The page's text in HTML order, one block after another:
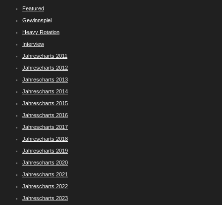
Featured
Gewinnspiel
Heavy Rotation
Interview
Jahrescharts 2011
Jahrescharts 2012
Jahrescharts 2013
Jahrescharts 2014
Jahrescharts 2015
Jahrescharts 2016
Jahrescharts 2017
Jahrescharts 2018
Jahrescharts 2019
Jahrescharts 2020
Jahrescharts 2021
Jahrescharts 2022
Jahrescharts 2023